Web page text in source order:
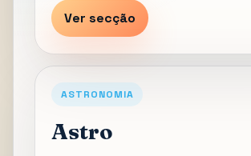
Ver secção
ASTRONOMIA
Astro